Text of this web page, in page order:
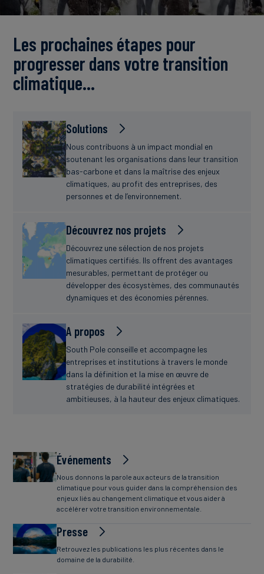
Les prochaines étapes pour
progresser dans votre transition
climatique…
Solutions
Nous contribuons à un impact mondial en
soutenant les organisations dans leur transition
bas-carbone et dans la maîtrise des enjeux
climatiques, au profit des entreprises, des
personnes et de l’environnement.
Découvrez nos projets
Découvrez une sélection de nos projets
climatiques certifiés. Ils offrent des avantages
mesurables, permettant de protéger ou
développer des écosystèmes, des communautés
dynamiques et des économies pérennes.
A propos
South Pole conseille et accompagne les
entreprises et institutions à travers le monde
dans la définition et la mise en œuvre de
stratégies de durabilité intégrées et
ambitieuses, à la hauteur des enjeux climatiques.
Événements
Nous donnons la parole aux acteurs de la transition
climatique pour vous guider dans la compréhension des
enjeux liés au changement climatique et vous aider à
accélérer votre transition environnementale.
Presse
Retrouvez les publications les plus récentes dans le
domaine de la durabilité.